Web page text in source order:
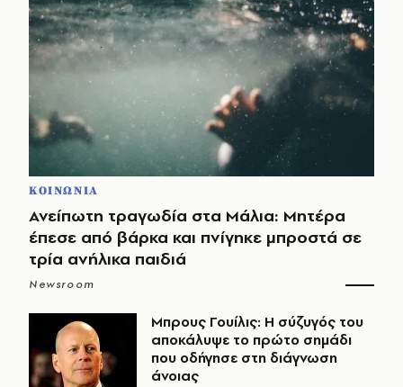
ΚΟΙΝΩΝΙΑ
Ανείπωτη τραγωδία στα Μάλια: Μητέρα
έπεσε από βάρκα και πνίγηκε μπροστά σε
τρία ανήλικα παιδιά
Newsroom
Μπρους Γουίλις: Η σύζυγός του
αποκάλυψε το πρώτο σημάδι
που οδήγησε στη διάγνωση
άνοιας